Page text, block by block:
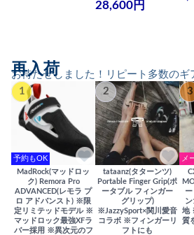
28,600円
お待たせしました！リピート多数のギ
再入荷
1
予約もOK
MadRock(マッドロッ
ク) Remora Pro
ADVANCED(レモラ プ
ロ アドバンスト) ※限
定リミテッドモデル ※
マッドロック最強XFラ
バー採用 ※異次元のフ
2
tataanz(タターンツ)
Portable Finger Grip(ポ
ータブル フィンガー
グリップ)
※JazzySport×関川愛音
コラボ ※フィンガーリ
フトにも
3
メ
地
質